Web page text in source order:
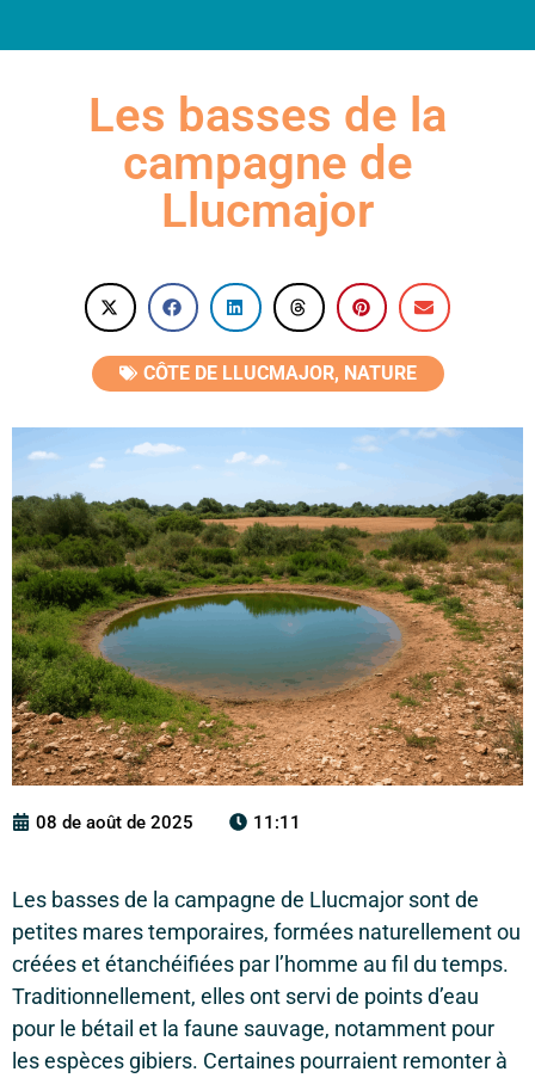
Les basses de la
campagne de
Llucmajor
CÔTE DE LLUCMAJOR, NATURE
08 de août de 2025 11:11
Les basses de la campagne de Llucmajor sont de
petites mares temporaires, formées naturellement ou
créées et étanchéifiées par l’homme au fil du temps.
Traditionnellement, elles ont servi de points d’eau
pour le bétail et la faune sauvage, notamment pour
les espèces gibiers. Certaines pourraient remonter à